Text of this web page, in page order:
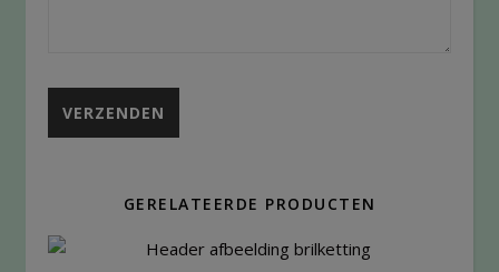
GERELATEERDE PRODUCTEN